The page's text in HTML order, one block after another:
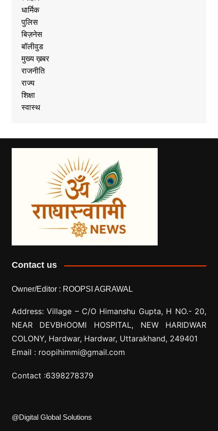
धार्मिक
पुलिस
बिज़नेस
बॉलीवुड
मुख्य ख़बर
राजनीति
राज्य
शिक्षा
स्वास्थ
Contact us
Owner/Editor : ROOPSI AGRAWAL
Address: Village – C/O Himanshu Gupta, H NO.- 20,
NEAR DEVBHOOMI HOSPITAL, NEW HARIDWAR
COLONY, Hardwar, Hardwar, Uttarakhand, 249401
Email : roopihimmi@gmail.com
Contact :6398278379
@Digital Global Solutions